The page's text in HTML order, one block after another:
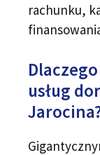
rachunku,
usług